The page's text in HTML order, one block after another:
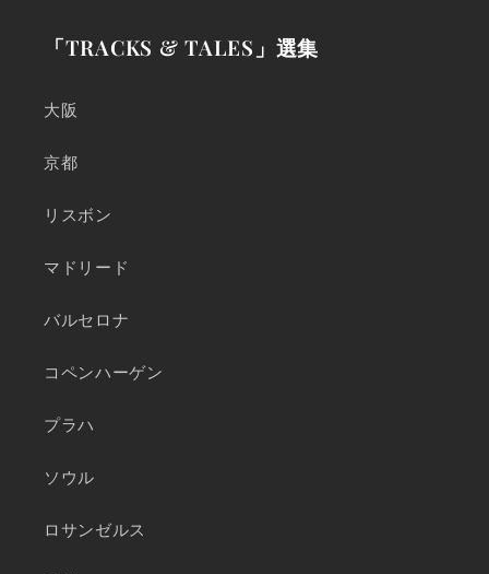
「TRACKS & TALES」選集
大阪
京都
リスボン
マドリード
バルセロナ
コペンハーゲン
プラハ
ソウル
ロサンゼルス